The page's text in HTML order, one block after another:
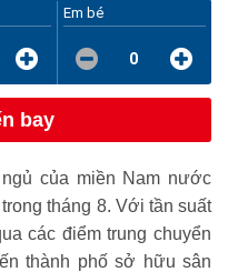
Em bé
0
bay
của miền Nam nước
tháng 8. Với tần suất
các điểm trung chuyển
thành phố sở hữu sân